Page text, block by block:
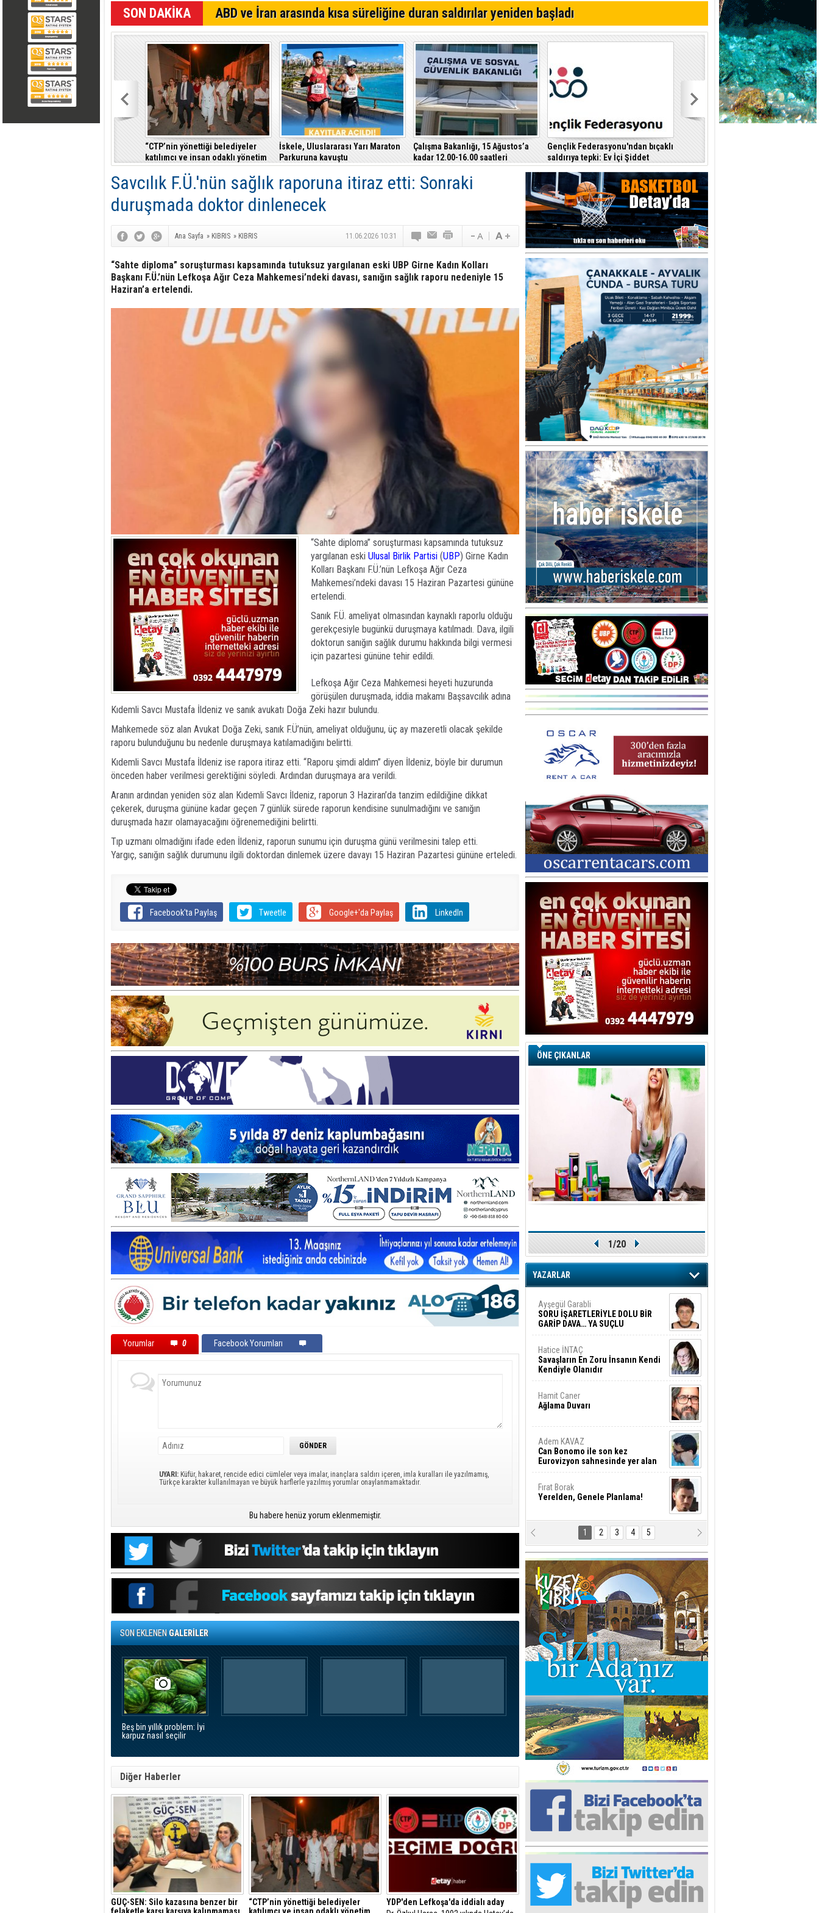
64. Geleneksel Mehmetçik Üzüm Festivali başladı
Özersay, DAÜ-SEN yetkilileriyle bir araya geldi
SON DAKİKA ABD ve İran arasında kısa süreliğine duran saldırılar yeniden başladı
“CTP’nin yönettiği belediyeler
katılımcı ve insan odaklı yönetim
anlayışıyla fark yaratıyor”
İskele, Uluslararası Yarı Maraton
Parkuruna kavuştu
Çalışma Bakanlığı, 15 Ağustos’a
kadar 12.00-16.00 saatleri
arasında güneş altında çalışmayı
yasakladı
Gençlik Federasyonu'ndan bıçaklı
saldırıya tepki: Ev İçi Şiddet
Yasası hayata geçirilmeli
Savcılık F.Ü.'nün sağlık raporuna itiraz etti: Sonraki
duruşmada doktor dinlenecek
Ana Sayfa » KIBRIS » KIBRIS 11.06.2026 10:31
“Sahte diploma” soruşturması kapsamında tutuksuz yargılanan eski UBP Girne Kadın Kolları
Başkanı F.Ü.’nün Lefkoşa Ağır Ceza Mahkemesi’ndeki davası, sanığın sağlık raporu nedeniyle 15
Haziran’a ertelendi.
“Sahte diploma” soruşturması kapsamında tutuksuz
yargılanan eski Ulusal Birlik Partisi (UBP) Girne Kadın
Kolları Başkanı F.Ü.’nün Lefkoşa Ağır Ceza
Mahkemesi’ndeki davası 15 Haziran Pazartesi gününe
ertelendi.
Sanık F.Ü. ameliyat olmasından kaynaklı raporlu olduğu
gerekçesiyle bugünkü duruşmaya katılmadı. Dava, ilgili
doktorun sanığın sağlık durumu hakkında bilgi vermesi
için pazartesi gününe tehir edildi.
Lefkoşa Ağır Ceza Mahkemesi heyeti huzurunda
görüşülen duruşmada, iddia makamı Başsavcılık adına
Kıdemli Savcı Mustafa İldeniz ve sanık avukatı Doğa Zeki hazır bulundu.
Mahkemede söz alan Avukat Doğa Zeki, sanık F.Ü’nün, ameliyat olduğunu, üç ay mazeretli olacak şekilde
raporu bulunduğunu bu nedenle duruşmaya katılamadığını belirtti.
Kıdemli Savcı Mustafa İldeniz ise rapora itiraz etti. “Raporu şimdi aldım” diyen İldeniz, böyle bir durumun
önceden haber verilmesi gerektiğini söyledi. Ardından duruşmaya ara verildi.
Aranın ardından yeniden söz alan Kıdemli Savcı İldeniz, raporun 3 Haziran’da tanzim edildiğine dikkat
çekerek, duruşma gününe kadar geçen 7 günlük sürede raporun kendisine sunulmadığını ve sanığın
duruşmada hazır olamayacağını öğrenemediğini belirtti.
Tıp uzmanı olmadığını ifade eden İldeniz, raporun sunumu için duruşma günü verilmesini talep etti.
Yargıç, sanığın sağlık durumunu ilgili doktordan dinlemek üzere davayı 15 Haziran Pazartesi gününe erteledi.
Facebook'ta Paylaş Tweetle Google+'da Paylaş LinkedIn
Yorumlar 0 Facebook Yorumları
UYARI: Küfür, hakaret, rencide edici cümleler veya imalar, inançlara saldırı içeren, imla kuralları ile yazılmamış,
Türkçe karakter kullanılmayan ve büyük harflerle yazılmış yorumlar onaylanmamaktadır.
Bu habere henüz yorum eklenmemiştir.
SON EKLENENGALERİLER
Beş bin yıllık problem: İyi
karpuz nasıl seçilir
Diğer Haberler
GÜÇ-SEN: Silo kazasına benzer bir
“CTP’nin yönettiği belediyeler
YDP'den Lefkoşa'da iddialı aday
ÖNE ÇIKANLAR
1/20
YAZARLAR
Ayşegül Garabli
SORU İŞARETLERİYLE DOLU BİR
GARİP DAVA… YA SUÇLU
DEĞİLSE???
Hatice İNTAÇ
Savaşların En Zoru İnsanın Kendi
Kendiyle Olanıdır
Hamit Caner
Ağlama Duvarı
Adem KAVAZ
Can Bonomo ile son kez
Eurovizyon sahnesinde yer alan
Türkiye 10 yıl aradan sonra
Fırat Borak
Yerelden, Genele Planlama!
Erkut YILMABAŞAR
Bayrak tartışmaları ve ihalesiz
işler!
Arif Alasya
2015 SONRASI VE AKINCI.
Fatma Baysal
SURLAR İÇİ’NDE KOLAYDIR ÖLMEK
Ediz TUNCEL
Göz göre göre…
Taner ULUTAŞ
İnşallah St. Lois ile Hakkaido
Adası gibi olmayız !...
Ali KİŞMİR
FIRSAT VE KORKU
Turgut ÇALICI
İki Lakırdı da benden!
Yrd. Doç. Ercan HOŞKARA
Yatırım Yapmazsan Var Olamazsın:
Hedefteki Kurum Kıb-Tek
Rana Sarro
Başıma gelen skandal olayı
1 2 3 4 5